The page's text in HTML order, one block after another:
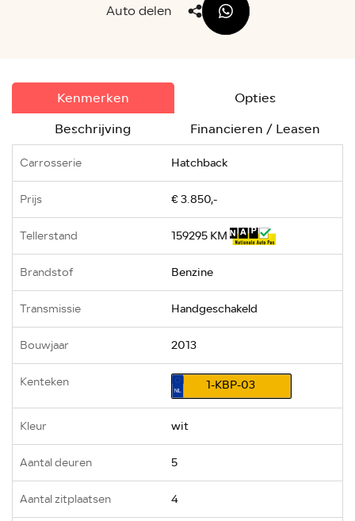
Auto delen
Kenmerken
Opties
Beschrijving
Financieren / Leasen
Carrosserie Hatchback
Prijs € 3.850,-
Tellerstand 159295 KM
Brandstof Benzine
Transmissie Handgeschakeld
Bouwjaar 2013
Kenteken 1-KBP-03
Kleur wit
Aantal deuren 5
Aantal zitplaatsen 4